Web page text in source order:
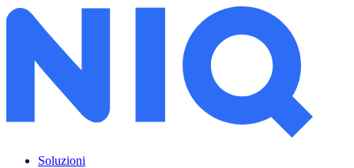
Soluzioni